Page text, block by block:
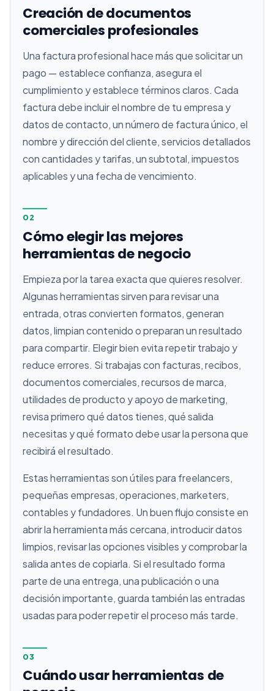
Creación de documentos
comerciales profesionales
Una factura profesional hace más que solicitar un
pago — establece confianza, asegura el
cumplimiento y establece términos claros. Cada
factura debe incluir el nombre de tu empresa y
datos de contacto, un número de factura único, el
nombre y dirección del cliente, servicios detallados
con cantidades y tarifas, un subtotal, impuestos
aplicables y una fecha de vencimiento.
02
Cómo elegir las mejores
herramientas de negocio
Empieza por la tarea exacta que quieres resolver.
Algunas herramientas sirven para revisar una
entrada, otras convierten formatos, generan
datos, limpian contenido o preparan un resultado
para compartir. Elegir bien evita repetir trabajo y
reduce errores. Si trabajas con facturas, recibos,
documentos comerciales, recursos de marca,
utilidades de producto y apoyo de marketing,
revisa primero qué datos tienes, qué salida
necesitas y qué formato debe usar la persona que
recibirá el resultado.
Estas herramientas son útiles para freelancers,
pequeñas empresas, operaciones, marketers,
contables y fundadores. Un buen flujo consiste en
abrir la herramienta más cercana, introducir datos
limpios, revisar las opciones visibles y comprobar la
salida antes de copiarla. Si el resultado forma
parte de una entrega, una publicación o una
decisión importante, guarda también las entradas
usadas para poder repetir el proceso más tarde.
03
Cuándo usar herramientas de